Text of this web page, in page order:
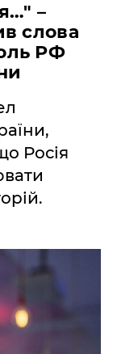
–
слова
РФ
Росія